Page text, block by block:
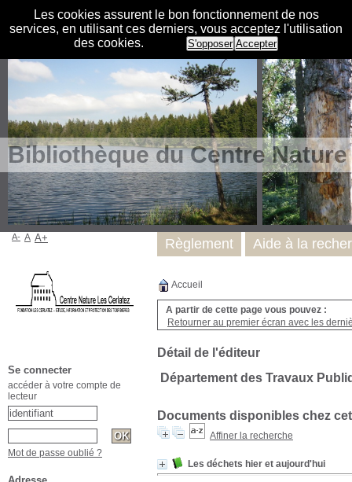
Les cookies assurent le bon fonctionnement de nos
services, en utilisant ces derniers, vous acceptez l'utilisation
des cookies.
S'opposer Accepter
Bibliothèque du Centre
Accueil
A partir de cette page vous pouvez :
Retourner au premier écran avec les
Détail de l'éditeur
Département des Travaux
Documents disponibles chez
Affiner la recherche
Les déchets hier et aujourd'hui
Règlement Aide à la
A- A A+
Se connecter
accéder à votre compte de
lecteur
Mot de passe oublié ?